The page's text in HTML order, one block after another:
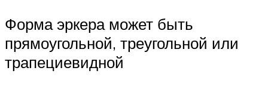
Форма эркера может быть
прямоугольной, треугольной или
трапециевидной